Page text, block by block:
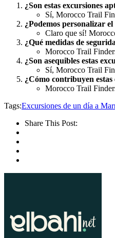
¿Son estas excursiones
Sí, Morocco Trail
¿Podemos personalizar
Claro que sí!
¿Qué medidas de
Morocco Trail
¿Son asequibles estas
Sí, Morocco Trail
¿Cómo contribuyen estas
Morocco Trail
Tags:Excursiones de un día a
Share This Post: